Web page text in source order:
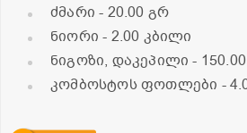
ძმარი- 20.00 გრ
ნიორი- 2.00 კბილი
ნიგოზი, დაკეპილი-
კომბოსტოს ფოთლები -